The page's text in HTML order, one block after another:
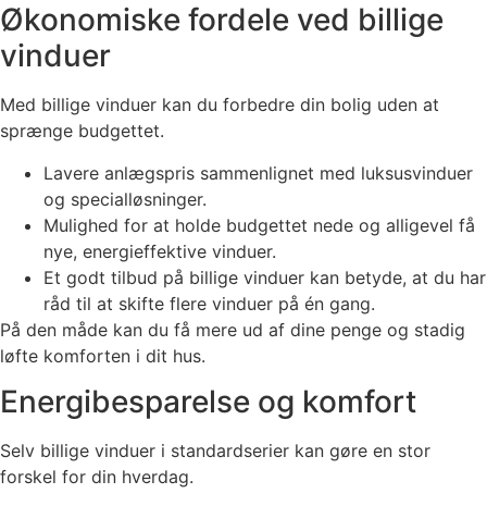
Økonomiske fordele ved billige
vinduer
Med billige vinduer kan du forbedre din bolig uden at
sprænge budgettet.
Lavere anlægspris sammenlignet med luksusvinduer
og specialløsninger.
Mulighed for at holde budgettet nede og alligevel få
nye, energieffektive vinduer.
Et godt tilbud på billige vinduer kan betyde, at du har
råd til at skifte flere vinduer på én gang.
På den måde kan du få mere ud af dine penge og stadig
løfte komforten i dit hus.
Energibesparelse og komfort
Selv billige vinduer i standardserier kan gøre en stor
forskel for din hverdag.